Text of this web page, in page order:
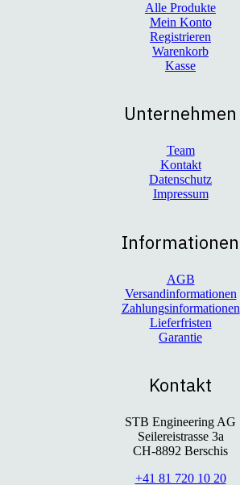
Alle Produkte
Mein Konto
Registrieren
Warenkorb
Kasse
Unternehmen
Team
Kontakt
Datenschutz
Impressum
Informationen
AGB
Versandinformationen
Zahlungsinformationen
Lieferfristen
Garantie
Kontakt
STB Engineering AG
Seilereistrasse 3a
CH-8892 Berschis
+41 81 720 10 20